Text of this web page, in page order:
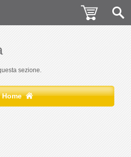
sezione.
Home